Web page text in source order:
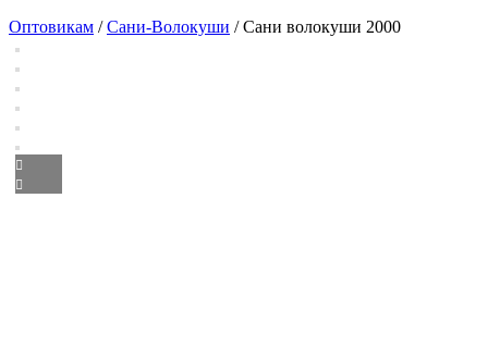
Оптовикам /Сани-Волокуши / Сани волокуши 2000